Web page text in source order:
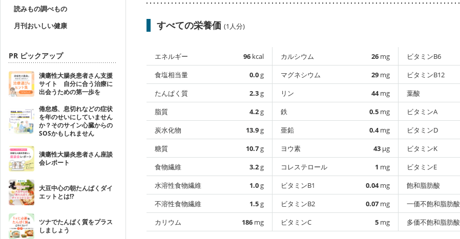
読みもの調べもの
月刊おいしい健康
PR ピックアップ
潰瘍性大腸炎患者さん支援
サイト 自分に合う治療に
出会うための第一歩を
倦怠感、息切れなどの症状
を年のせいにしていません
か？そのサイン心臓からの
SOSかもしれません
潰瘍性大腸炎患者さん座談
会レポート
大豆中心の朝たんぱくダイ
エットとは!?
ツナでたんぱく質をプラス
しましょう
すべての栄養価 (1人分)
エネルギー 96 kcal
食塩相当量
0.0g
たんぱく質
2.3g
脂質
4.2g
炭水化物
13.9g
糖質
10.7g
食物繊維
3.2g
水溶性食物繊維
1.0g
不溶性食物繊維
1.5g
カリウム
186 mg
カルシウム 26 mg
マグネシウム
29 mg
リン
44mg
鉄
0.5 mg
亜鉛
0.4mg
ヨウ素
43 µg
コレステロール
1 mg
ビタミンB1
0.04mg
ビタミンB2
0.07 mg
ビタミンC
5 mg
ビタミンB6
ビタミンB12
葉酸
ビタミンA
ビタミンD
ビタミンK
ビタミンE
飽和脂肪酸
一価不飽和脂肪酸
多価不飽和脂肪酸